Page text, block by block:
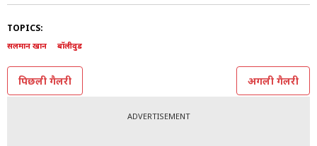
TOPICS:
सलमान खान बॉलीवुड
पिछली गैलरी अगली गैलरी
ADVERTISEMENT